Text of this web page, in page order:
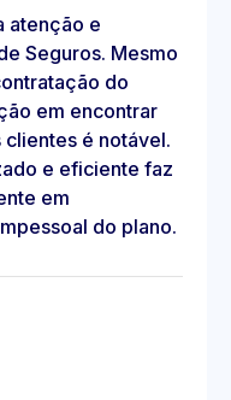
atenção e
Seguros. Mesmo
do
em encontrar
é notável.
e eficiente faz
em
do plano.